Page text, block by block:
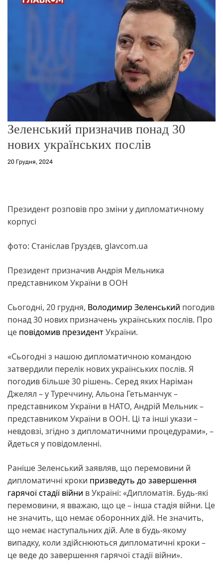
о
р
е
ж
и
м
у
Зеленський призначив понад 30
нових українських послів
20 Грудня, 2024
Президент розповів про зміни у дипломатичному
корпусі
фото: Станіслав Груздєв, glavcom.ua
Президент призначив Андрія Мельника
представником України в ООН
Сьогодні, 20 грудня, Володимир Зеленський погодив
понад 30 нових призначень українських послів. Про
це повідомив президентУкраїни.
«Сьогодні з нашою дипломатичною командою
затвердили перелік нових українських послів. Я
погодив більше 30 рішень. Серед яких Наріман
Джелял – у Туреччину, Альона Гетьманчук –
представником України в НАТО, Андрій Мельник –
представником України в ООН. Ці та інші укази –
невдовзі, згідно з дипломатичними процедурами», –
йдеться у повідомленні.
Раніше Зеленський заявляв, що перемовини й
дипломатичні кроки призведуть до завершення
гарячої стадії війни в Україні: «Дипломатія. Будь-які
перемовини, я вважаю, що це – інша стадія війни. Це
не значить, що немає оборонних дій. Не значить,
що немає наступальних дій. Але в будь-якому
випадку, коли здійснюються дипломатичні кроки –
це веде до завершення гарячої стадії війни».